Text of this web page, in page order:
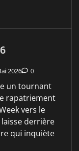
2026 0
un tournant
rapatriement
vers le
laisse derrière
qui inquiète